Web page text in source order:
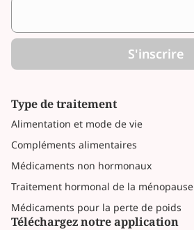
Type de traitement
Alimentation et mode de vie
Compléments alimentaires
Médicaments non hormonaux
Traitement hormonal de la ménopause
Médicaments pour la perte de poids
Téléchargez notre application
S'inscrire